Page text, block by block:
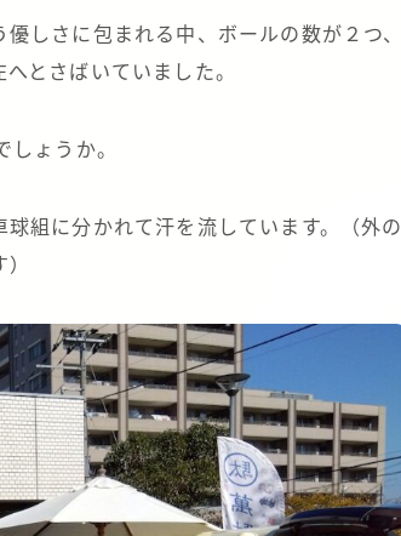
しさに包まれる中、ボールの数が２つ、
とさばいていました。
ょうか。
組に分かれて汗を流しています。（外の